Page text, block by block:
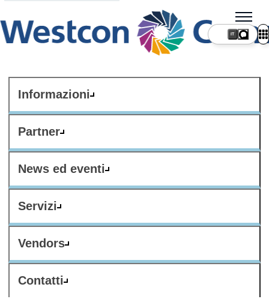
Informazioni
Partner
News ed eventi
Servizi
Vendors
Contatti
IT